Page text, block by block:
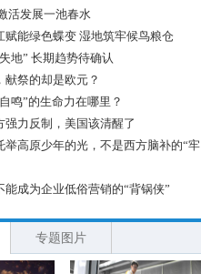
活发展一池春水
赋能绿色蝶变 湿地筑牢候鸟粮仓
地” 长期趋势待确认
献祭的却是欧元？
鸣”的生命力在哪里？
强力反制，美国该清醒了
举高原少年的光，不是西方脑补的“牢
能成为企业低俗营销的“背锅侠”
专题图片